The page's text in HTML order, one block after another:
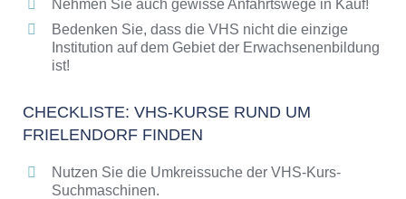
Nehmen Sie auch gewisse Anfahrtswege in Kauf!
Bedenken Sie, dass die VHS nicht die einzige
Institution auf dem Gebiet der Erwachsenenbildung
ist!
CHECKLISTE: VHS-KURSE RUND UM
FRIELENDORF FINDEN
Nutzen Sie die Umkreissuche der VHS-Kurs-
Suchmaschinen.